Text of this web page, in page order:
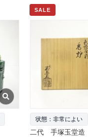
SALE
状態：非常によい
二代 手塚玉堂